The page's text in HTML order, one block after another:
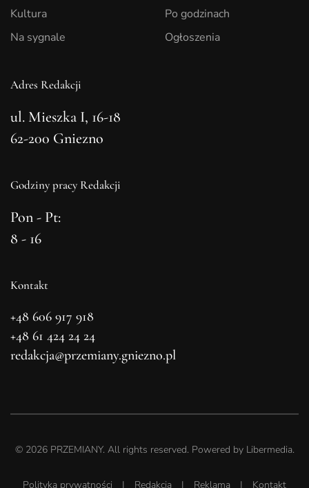
Kultura
Na sygnale
Po godzinach
Ogłoszenia
Adres Redakcji
ul. Mieszka I, 16-18
62-200 Gniezno
Godziny pracy Redakcji
Pon - Pt:
8 - 16
Kontakt
+48 606 917 918
+48 61 424 24 24
redakcja@przemiany.gniezno.pl
© 2026PRZEMIANY. All rights reserved. Powered by Libermedia.
Polityka prywatności | Redakcja | Reklama | Kontakt